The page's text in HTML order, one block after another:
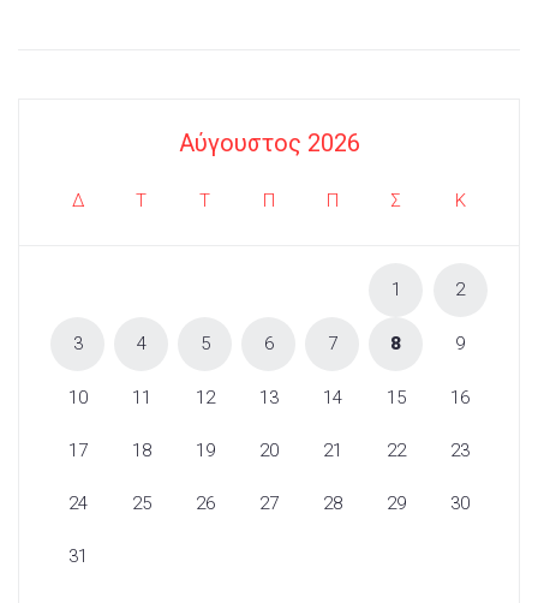
Αύγουστος 2026
Δ Τ Τ Π Π Σ Κ
1 2
3 4 5 6 7 8 9
10 11 12 13 14 15 16
17 18 19 20 21 22 23
24 25 26 27 28 29 30
31